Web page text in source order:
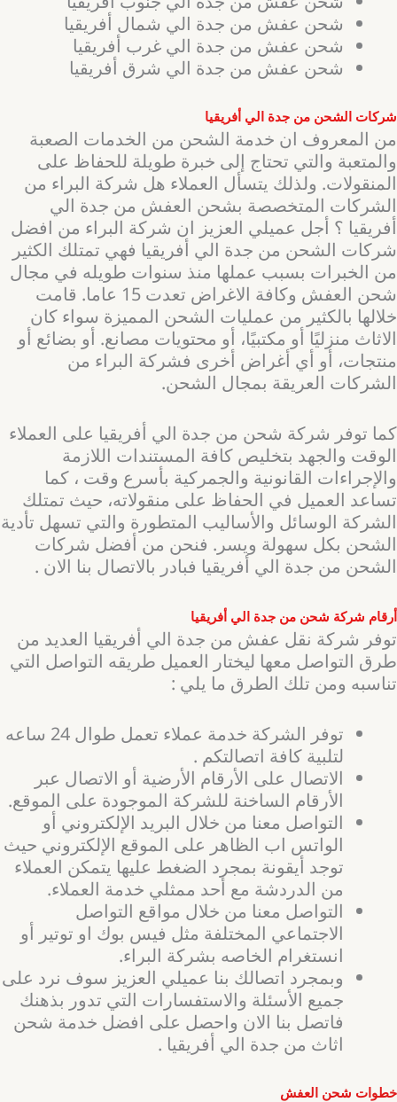
شحن عفش من جدة الي شمال أفريقيا
شحن عفش من جدة الي غرب أفريقيا
شحن عفش من جدة الي شرق أفريقيا
شركات الشحن من جدة الي أفريقيا
من المعروف ان خدمة الشحن من الخدمات الصعبة
والمتعبة والتي تحتاج إلى خبرة طويلة للحفاظ على
المنقولات. ولذلك يتسأل العملاء هل شركة البراء من
الشركات المتخصصة بشحن العفش من جدة الي
أفريقيا ؟ أجل عميلي العزيز ان شركة البراء من افضل
شركات الشحن من جدة الي أفريقيا فهي تمتلك الكثير
من الخبرات بسبب عملها منذ سنوات طويله في مجال
شحن العفش وكافة الاغراض تعدت 15 عاما. قامت
خلالها بالكثير من عمليات الشحن المميزة سواء كان
الاثاث منزليًا أو مكتبيًا، أو محتويات مصانع. أو بضائع أو
منتجات، أو أي أغراض أخرى فشركة البراء من
الشركات العريقة بمجال الشحن.
كما توفر شركة شحن من جدة الي أفريقيا على العملاء
الوقت والجهد بتخليص كافة المستندات اللازمة
والإجراءات القانونية والجمركية بأسرع وقت ، كما
تساعد العميل في الحفاظ على منقولاته، حيث تمتلك
الشركة الوسائل والأساليب المتطورة والتي تسهل تأدية
الشحن بكل سهولة ويسر. فنحن من أفضل شركات
الشحن من جدة الي أفريقيا فبادر بالاتصال بنا الان .
أرقام شركة شحن من جدة الي أفريقيا
توفر شركة نقل عفش من جدة الي أفريقيا العديد من
طرق التواصل معها ليختار العميل طريقه التواصل التي
تناسبه ومن تلك الطرق ما يلي :
توفر الشركة خدمة عملاء تعمل طوال 24 ساعه
لتلبية كافة اتصالتكم .
الاتصال على الأرقام الأرضية أو الاتصال عبر
الأرقام الساخنة للشركة الموجودة على الموقع.
التواصل معنا من خلال البريد الإلكتروني أو
الواتس اب الظاهر على الموقع الإلكتروني حيث
توجد أيقونة بمجرد الضغط عليها يتمكن العملاء
من الدردشة مع أحد ممثلي خدمة العملاء.
التواصل معنا من خلال مواقع التواصل
الاجتماعي المختلفة مثل فيس بوك او توتير أو
انستغرام الخاصه بشركة البراء.
وبمجرد اتصالك بنا عميلي العزيز سوف نرد على
جميع الأسئلة والاستفسارات التي تدور بذهنك
فاتصل بنا الان واحصل على افضل خدمة شحن
اثاث من جدة الي أفريقيا .
خطوات شحن العفش